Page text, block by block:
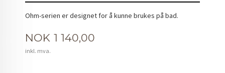
Ohm-serien er designet for å kunne brukes på bad.
Pris
NOK 1 140,00
inkl. mva.